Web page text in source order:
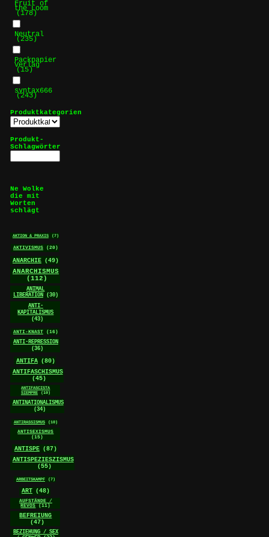
Fruit of
the Loom
(178)
Neutral
(235)
Packpapier
Verlag
(15)
syntax666
(243)
Produktkategorien
Produkt-
Schlagwörter
Ne Wolke
die mit
Worten
schlägt
AKTION & PRAXIS (7)
AKTIVISMUS (20)
ANARCHIE (49)
ANARCHISMUS
(112)
ANIMAL
LIBERATION
(30)
ANTI-
KAPITALISMUS
(43)
ANTI-KNAST (16)
ANTI-REPRESSION
(36)
ANTIFA (80)
ANTIFASCHISMUS
(45)
ANTIFASCISTA
SIEMPRE
(10)
ANTINATIONALISMUS
(34)
ANTIRASSISMUS (10)
ANTISEXISMUS
(15)
ANTISPE (87)
ANTISPEZIESZISMUS
(55)
ARBEITSKAMPF (7)
ART (48)
AUFSTÄNDE /
REVOS
(11)
BEFREIUNG
(47)
BEZIEHUNG / SEX